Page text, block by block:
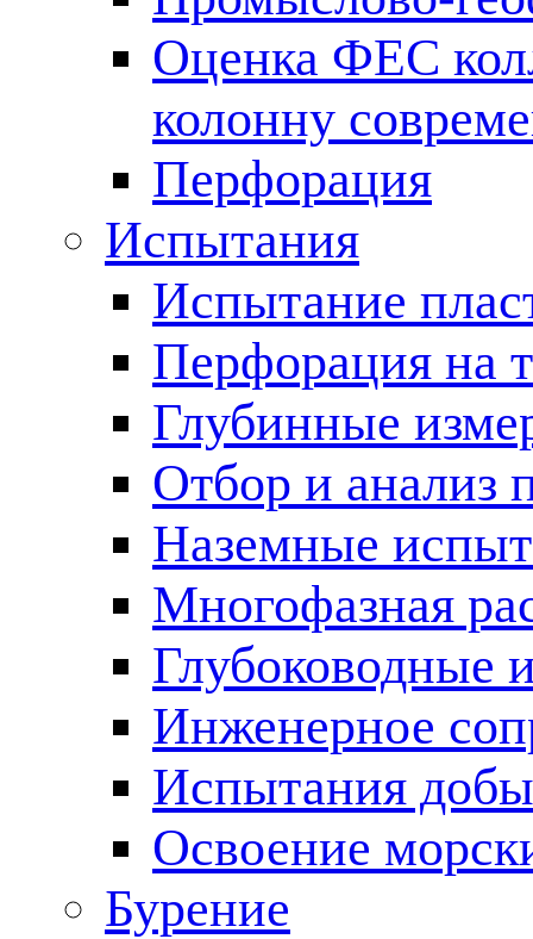
Оценка ФЕС
колонну
Перфорация
Испытания
Испытание
Перфорация на
Глубинные
Отбор и анализ
Наземные
Многофазная
Глубоководные
Инженерное
Испытания
Освоение
Бурение